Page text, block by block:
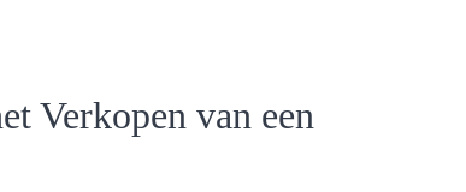
Verkopen van een